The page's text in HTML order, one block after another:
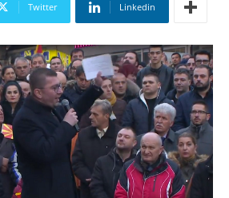
Twitter Linkedin